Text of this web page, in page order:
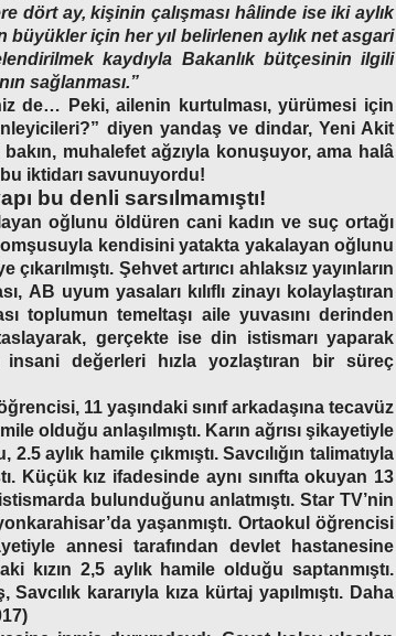
dört ay, kişinin çalışması hâlinde ise iki aylık
büyükler için her yıl belirlenen aylık net asgari
kaydıyla Bakanlık bütçesinin ilgili
sağlanması.”
de…
Peki, ailenin kurtulması, yürümesi için
diyen yandaş ve dindar, Yeni Akit
muhalefet ağzıyla konuşuyor, ama halâ
bu iktidarı savunuyordu!
bu denli sarsılmamıştı!
oğlunu öldüren cani kadın ve suç ortağı
kendisini yatakta yakalayan oğlunu
Şehvet artırıcı ahlaksız yayınların
AB uyum yasaları kılıflı zinayı kolaylaştıran
toplumun temeltaşı aile yuvasını derinden
gerçekte ise din istismarı yaparak
değerleri hızla yozlaştıran bir süreç
11 yaşındaki sınıf arkadaşına tecavüz
olduğu anlaşılmıştı. Karın ağrısı şikayetiyle
aylık hamile çıkmıştı. Savcılığın talimatıyla
Küçük kız ifadesinde aynı sınıfta okuyan 13
bulunduğunu anlatmıştı. Star TV’nin
yaşanmıştı. Ortaokul öğrencisi
annesi tarafından devlet hastanesine
kızın 2,5 aylık hamile olduğu saptanmıştı.
kararıyla kıza kürtaj yapılmıştı. Daha